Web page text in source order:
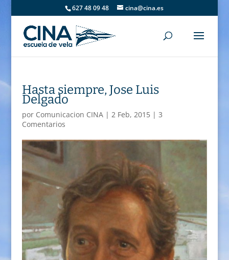
627 48 09 48 cina@cina.es
Hasta siempre, Jose Luis
Delgado
por Comunicacion CINA| 2 Feb, 2015| 3
Comentarios